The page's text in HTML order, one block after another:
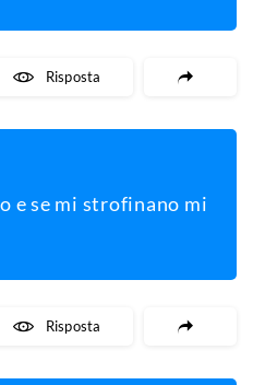
La Risposta
e se mi strofinano mi
La Risposta